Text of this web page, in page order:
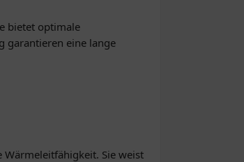
bietet optimale
garantieren eine lange
Sie weist